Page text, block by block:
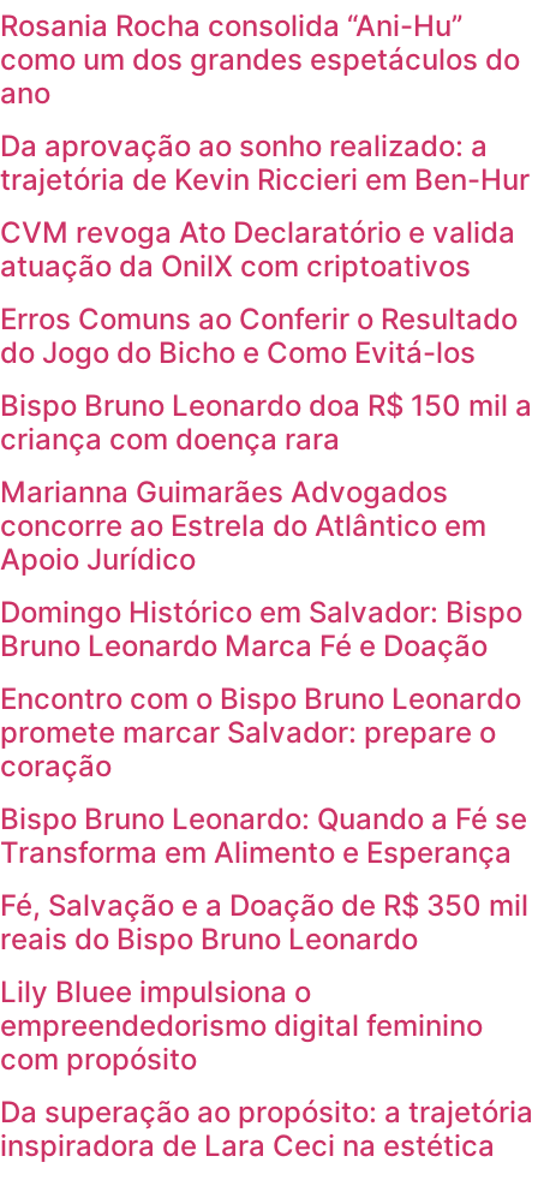
Rosania Rocha consolida “Ani-Hu”
como um dos grandes espetáculos do
ano
Da aprovação ao sonho realizado: a
trajetória de Kevin Riccieri em Ben-Hur
CVM revoga Ato Declaratório e valida
atuação da OnilX com criptoativos
Erros Comuns ao Conferir o Resultado
do Jogo do Bicho e Como Evitá-los
Bispo Bruno Leonardo doa R$ 150 mil a
criança com doença rara
Marianna Guimarães Advogados
concorre ao Estrela do Atlântico em
Apoio Jurídico
Domingo Histórico em Salvador: Bispo
Bruno Leonardo Marca Fé e Doação
Encontro com o Bispo Bruno Leonardo
promete marcar Salvador: prepare o
coração
Bispo Bruno Leonardo: Quando a Fé se
Transforma em Alimento e Esperança
Fé, Salvação e a Doação de R$ 350 mil
reais do Bispo Bruno Leonardo
Lily Bluee impulsiona o
empreendedorismo digital feminino
com propósito
Da superação ao propósito: a trajetória
inspiradora de Lara Ceci na estética